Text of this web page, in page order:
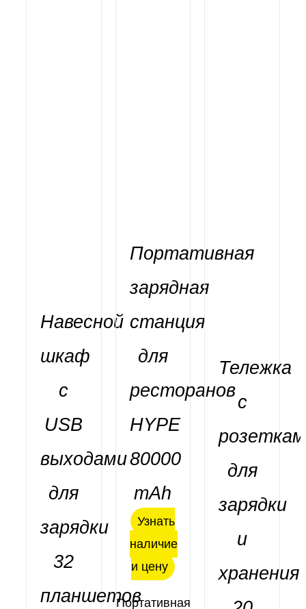
Навесной
шкаф
с
USB
выходами
для
зарядки
32
планшетов
Оценка
В КОРЗИНУ
ДЕТАЛИ
Портативная
зарядная
станция
для
ресторанов
HYPE
80000
mAh
Узнать
наличие
и цену
Портативная
Оценка
ДЕТАЛИ
Тележка
с
для
зарядки
и
хранения